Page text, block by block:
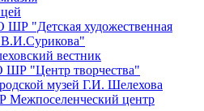
"Детская художественная
вестник
"Центр творчества"
музей Г.И. Шелехова
центр